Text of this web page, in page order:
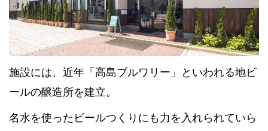
施設には、近年「高島ブルワリー 」といわれる地ビ
ールの醸造所を建立。
名水を使ったビールつくりにも力を入れられていら